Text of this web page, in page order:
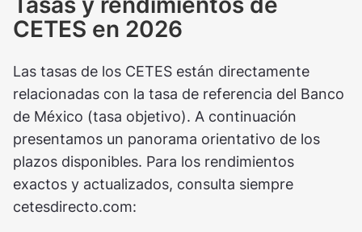
CETES en 2026
Las tasas de los CETES están directamente
relacionadas con la tasa de referencia del Banco
de México (tasa objetivo). A continuación
presentamos un panorama orientativo de los
plazos disponibles. Para los rendimientos
exactos y actualizados, consulta siempre
cetesdirecto.com: